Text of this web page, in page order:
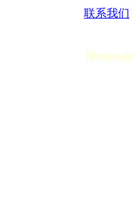
联系我们